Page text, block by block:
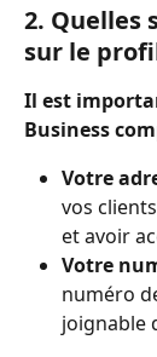
2. Quelles
sur le
Il est
Business
Votre
vos
et avoir
Votre
numéro
joignable